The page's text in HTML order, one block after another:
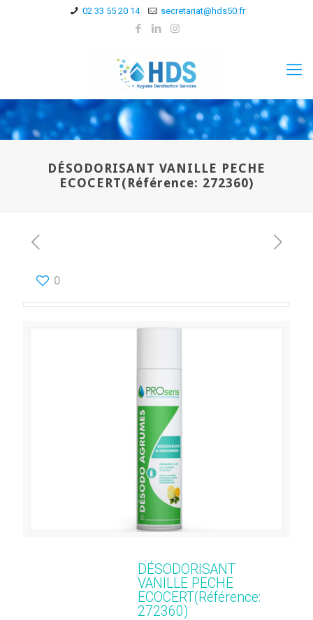
02 33 55 20 14 secretariat@hds50.fr
DÉSODORISANT VANILLE PECHE
ECOCERT(Référence: 272360)
0
DÉSODORISANT
VANILLE PECHE
ECOCERT(Référence:
272360)